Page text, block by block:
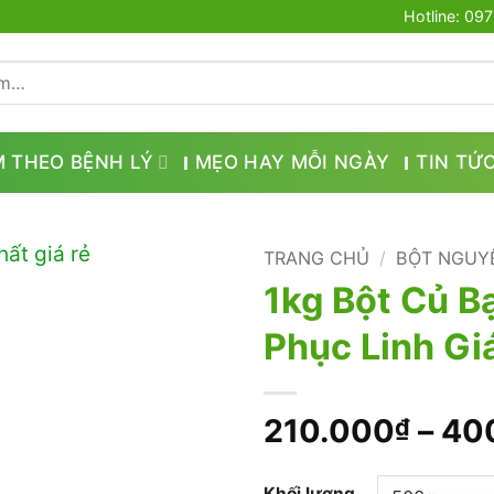
Hotline:
THEO BỆNH LÝ MẸO HAY MỖI NGÀY TIN
TRANG CHỦ / BỘT
1kg Bột Củ
Phục Linh
210.000₫ –